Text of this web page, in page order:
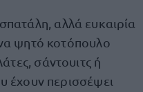
αλλά ευκαιρία
ψητό κοτόπουλο
σάντουιτς ή
έχουν περισσέψει